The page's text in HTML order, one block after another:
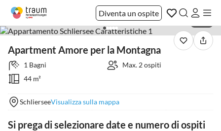
Diventa un ospite
Apartment Amore per la Montagna
1 Bagni
Max. 2 ospiti
44 m²
SchlierseeVisualizza sulla mappa
Si prega di selezionare date e numero di ospiti